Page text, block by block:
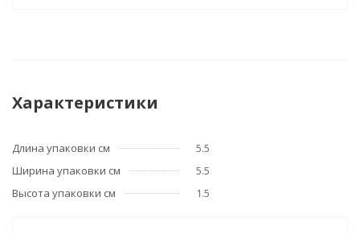
Характеристики
Длина упаковки см
5.5
Ширина упаковки см
5.5
Высота упаковки см
1.5